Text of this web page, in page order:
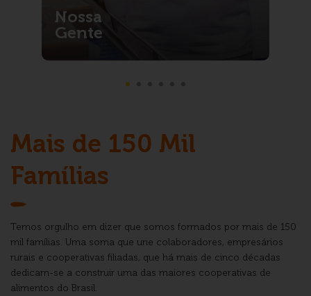
Nossa
Gente
Mais de 150 Mil
Famílias
Temos orgulho em dizer que somos formados por mais de 150
mil famílias. Uma soma que une colaboradores, empresários
rurais e cooperativas filiadas, que há mais de cinco décadas
dedicam-se a construir uma das maiores cooperativas de
alimentos do Brasil.